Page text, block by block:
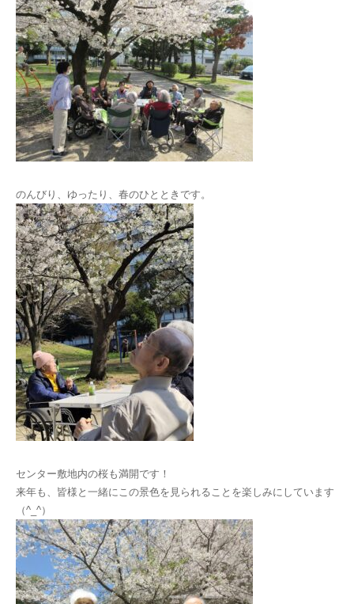
のんびり、ゆったり、春のひとときです。
センター敷地内の桜も満開です！
来年も、皆様と一緒にこの景色を見られることを楽しみにしています
（^_^）